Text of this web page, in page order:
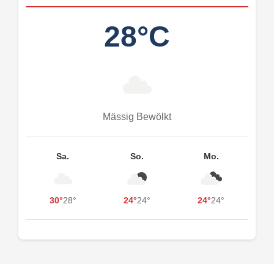
28°C
Mässig Bewölkt
Sa.
30°28°
So.
24°24°
Mo.
24°24°